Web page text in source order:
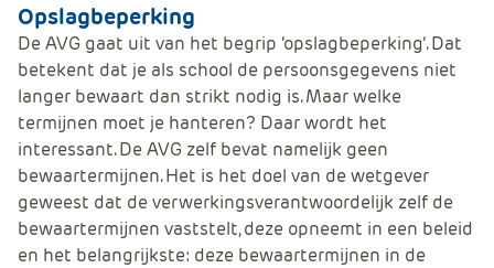
Opslagbeperking
De AVG gaat uit van het begrip ‘opslagbeperking’. Dat
betekent dat je als school de persoonsgegevens niet
langer bewaart dan strikt nodig is. Maar welke
termijnen moet je hanteren? Daar wordt het
interessant. De AVG zelf bevat namelijk geen
bewaartermijnen. Het is het doel van de wetgever
geweest dat de verwerkingsverantwoordelijk zelf de
bewaartermijnen vaststelt, deze opneemt in een beleid
en het belangrijkste: deze bewaartermijnen in de